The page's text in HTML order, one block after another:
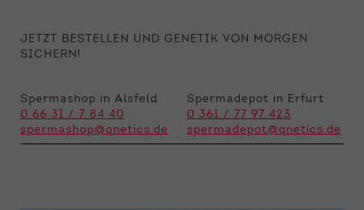
JETZT BESTELLEN UND GENETIK VON MORGEN
SICHERN!
Spermashop in Alsfeld
0 66 31 / 7 84 40
spermashop@qnetics.de
Spermadepot in Erfurt
0 361 / 77 97 423
spermadepot@qnetics.de